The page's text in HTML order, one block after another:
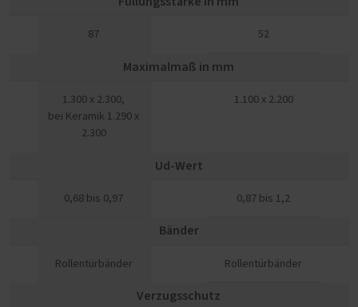
87 52
Maximalmaß in mm
1.300 x 2.300,
bei Keramik 1.290 x
2.300
1.100 x 2.200
Ud-Wert
0,68 bis 0,97 0,87 bis 1,2
Bänder
Rollentürbänder Rollentürbänder
Verzugsschutz